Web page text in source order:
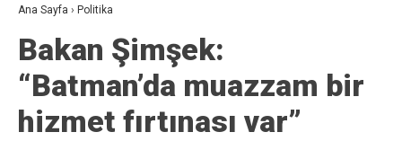
Ana Sayfa › Politika
Bakan Şimşek:
“Batman’da muazzam bir
hizmet fırtınası var”